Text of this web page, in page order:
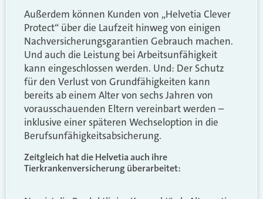
Außerdem können Kunden von „Helvetia Clever
Protect“ über die Laufzeit hinweg von einigen
Nachversicherungsgarantien Gebrauch machen.
Und auch die Leistung bei Arbeitsunfähigkeit
kann eingeschlossen werden. Und: Der Schutz
für den Verlust von Grundfähigkeiten kann
bereits ab einem Alter von sechs Jahren von
vorausschauenden Eltern vereinbart werden –
inklusive einer späteren Wechseloption in die
Berufsunfähigkeitsabsicherung.
Zeitgleich hat die Helvetia auch ihre
Tierkrankenversicherung überarbeitet: